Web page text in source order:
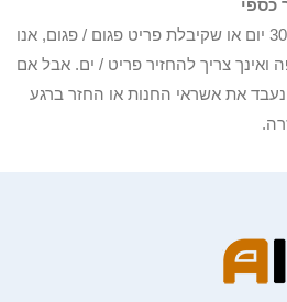
הפריטים שלך לא קיבלו תוך 30 יום או שקיבלת פריט פגום / פגום, אנו
צריך להחזיר פריט / ים. אבל אם
נעבד את אשראי החנות או החזר ברגע